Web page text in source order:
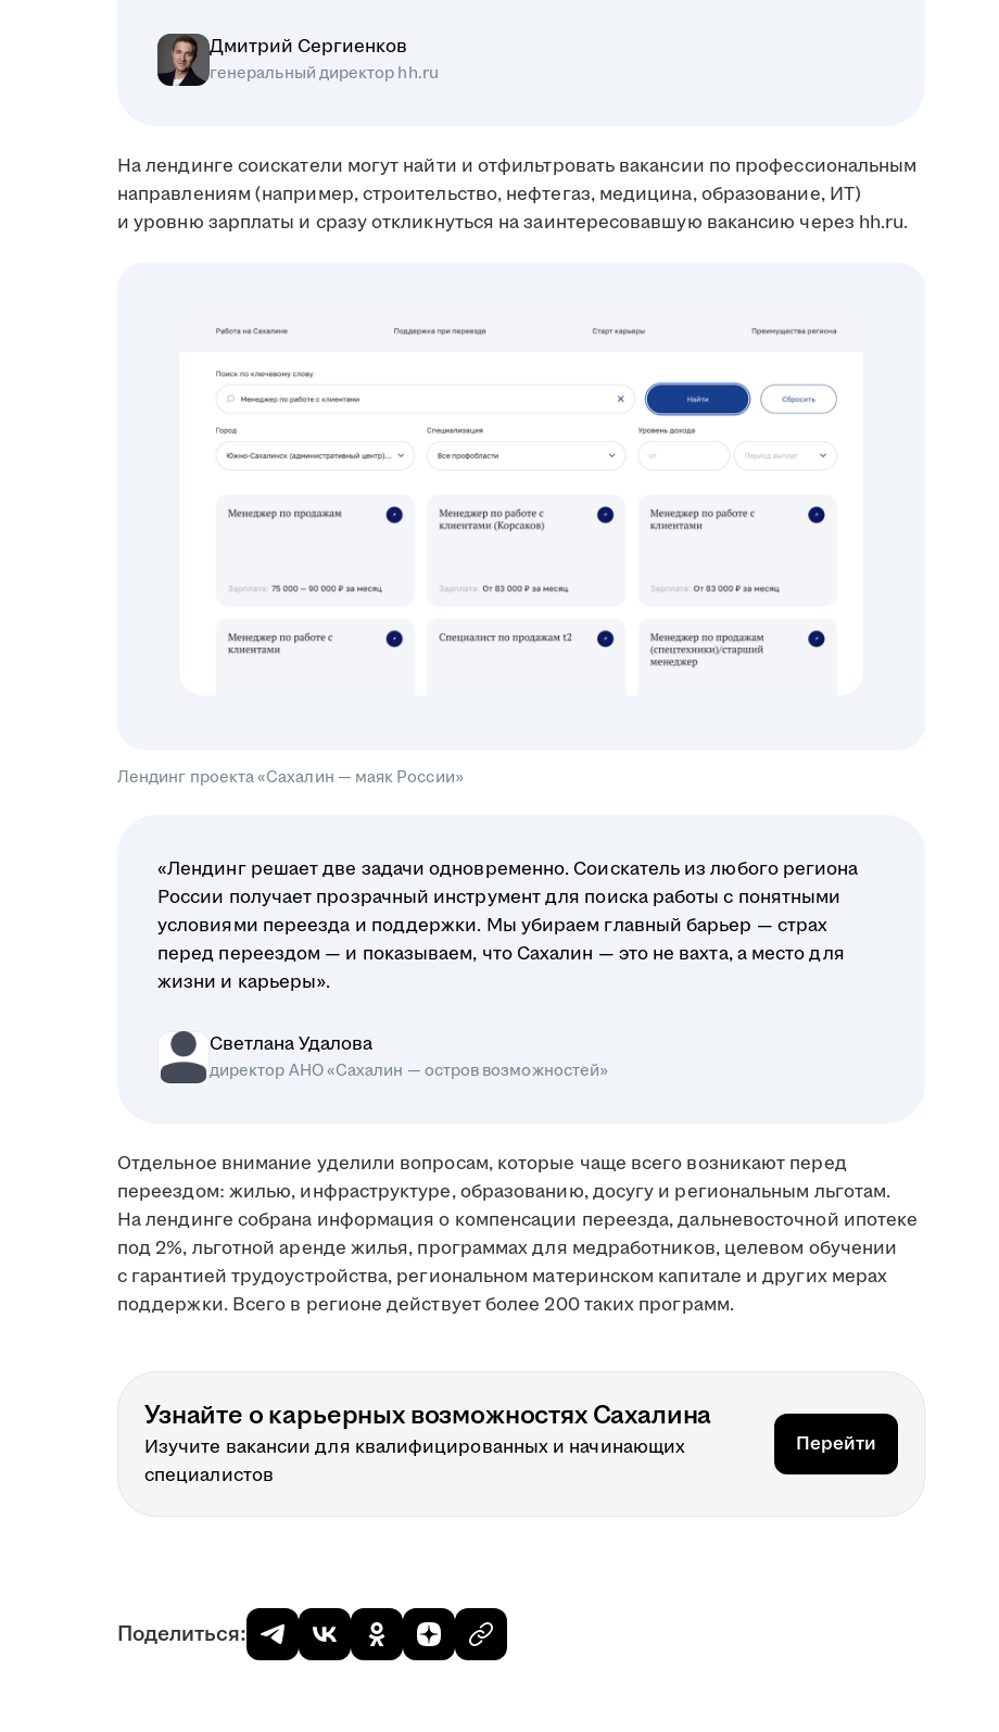
Дмитрий Сергиенков
генеральный директор hh.ru
На лендинге соискатели могут найти и отфильтровать вакансии по профессиональным
направлениям (например, строительство, нефтегаз, медицина, образование, ИТ)
и уровню зарплаты и сразу откликнуться на заинтересовавшую вакансию через hh.ru.
Лендинг проекта «Сахалин — маяк России»
«Лендинг решает две задачи одновременно. Соискатель из любого региона
России получает прозрачный инструмент для поиска работы с понятными
условиями переезда и поддержки. Мы убираем главный барьер — страх
перед переездом — и показываем, что Сахалин — это не вахта, а место для
жизни и карьеры».
Светлана Удалова
директор АНО «Сахалин — остров возможностей»
Отдельное внимание уделили вопросам, которые чаще всего возникают перед
переездом: жилью, инфраструктуре, образованию, досугу и региональным льготам.
На лендинге собрана информация о компенсации переезда, дальневосточной ипотеке
под 2%, льготной аренде жилья, программах для медработников, целевом обучении
с гарантией трудоустройства, региональном материнском капитале и других мерах
поддержки. Всего в регионе действует более 200 таких программ.
Узнайте о карьерных возможностях Сахалина
Изучите вакансии для квалифицированных и начинающих
специалистов
Перейти
Поделиться: